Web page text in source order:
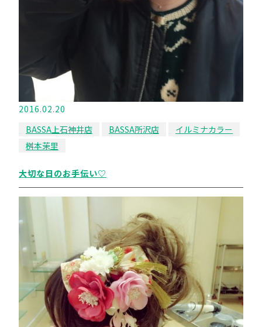
2016.02.20
BASSA上石神井店
BASSA所沢店
イルミナカラー
桝本茉里
大切な日のお手伝い♡